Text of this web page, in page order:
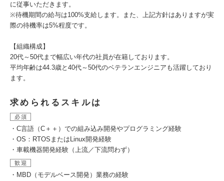
に従事いただきます。
※待機期間の給与は100%支給します。また、上記方針はありますが実
際の待機率は5%程度です。
【組織構成】
20代～50代まで幅広い年代の社員が在籍しております。
平均年齢は44.3歳と40代～50代のベテランエンジニアも活躍しており
ます。
求められるスキルは
必須
・C言語（C＋＋）での組み込み開発やプログラミング経験
・OS：RTOSまたはLinux開発経験
・車載機器開発経験（上流／下流問わず）
歓迎
・MBD（モデルベース開発）業務の経験